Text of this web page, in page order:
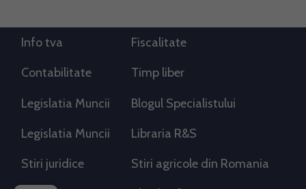
Info tva Fiscalitate
Contabilitate Timp liber
Legislatia Muncii Blogul Specialistului
Legislatia Muncii Libraria R&S
Stiri juridice Stiri agricole din Romania